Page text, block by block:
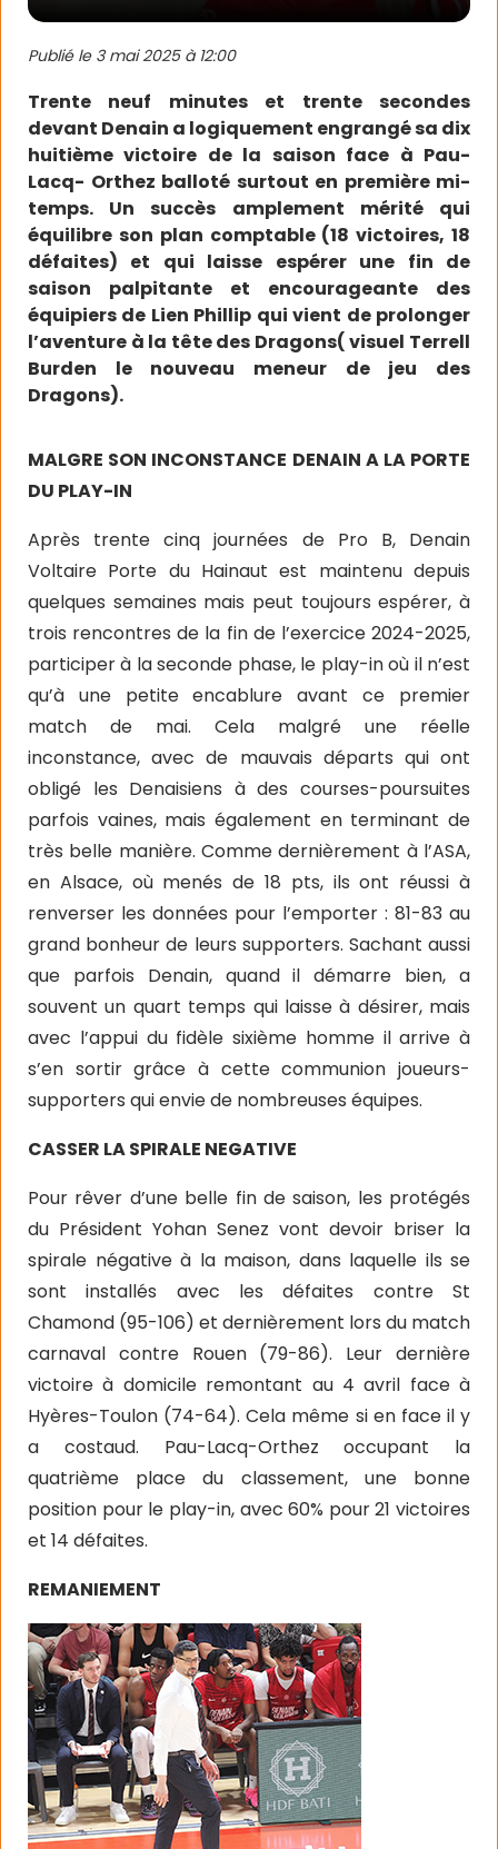
Publié le 3 mai 2025 à 12:00
Trente neuf minutes et trente secondes
devant Denain a logiquement engrangé sa dix
huitième victoire de la saison face à Pau-
Lacq- Orthez balloté surtout en première mi-
temps. Un succès amplement mérité qui
équilibre son plan comptable (18 victoires, 18
défaites) et qui laisse espérer une fin de
saison palpitante et encourageante des
équipiers de Lien Phillip qui vient de prolonger
l’aventure à la tête des Dragons( visuel Terrell
Burden le nouveau meneur de jeu des
Dragons).
MALGRE SON INCONSTANCE DENAIN A LA PORTE
DU PLAY-IN
Après trente cinq journées de Pro B, Denain
Voltaire Porte du Hainaut est maintenu depuis
quelques semaines mais peut toujours espérer, à
trois rencontres de la fin de l’exercice 2024-2025,
participer à la seconde phase, le play-in où il n’est
qu’à une petite encablure avant ce premier
match de mai. Cela malgré une réelle
inconstance, avec de mauvais départs qui ont
obligé les Denaisiens à des courses-poursuites
parfois vaines, mais également en terminant de
très belle manière. Comme dernièrement à l’ASA,
en Alsace, où menés de 18 pts, ils ont réussi à
renverser les données pour l’emporter : 81-83 au
grand bonheur de leurs supporters. Sachant aussi
que parfois Denain, quand il démarre bien, a
souvent un quart temps qui laisse à désirer, mais
avec l’appui du fidèle sixième homme il arrive à
s’en sortir grâce à cette communion joueurs-
supporters qui envie de nombreuses équipes.
CASSER LA SPIRALE NEGATIVE
Pour rêver d’une belle fin de saison, les protégés
du Président Yohan Senez vont devoir briser la
spirale négative à la maison, dans laquelle ils se
sont installés avec les défaites contre St
Chamond (95-106) et dernièrement lors du match
carnaval contre Rouen (79-86). Leur dernière
victoire à domicile remontant au 4 avril face à
Hyères-Toulon (74-64). Cela même si en face il y
a costaud. Pau-Lacq-Orthez occupant la
quatrième place du classement, une bonne
position pour le play-in, avec 60% pour 21 victoires
et 14 défaites.
REMANIEMENT